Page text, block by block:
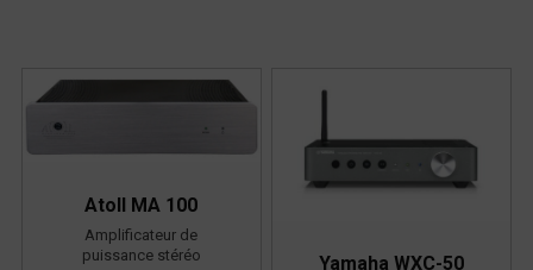
Atoll MA 100
Amplificateur de
puissance stéréo
Yamaha WXC-50